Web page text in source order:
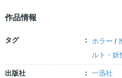
作品情報
タグ ホラー /
ルト・妖
出版社 一迅社